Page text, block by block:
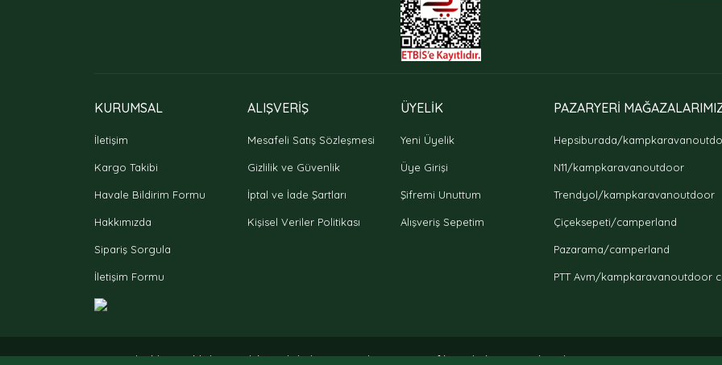
KURUMSAL
İletişim
Kargo Takibi
Havale Bildirim Formu
Hakkımızda
Sipariş Sorgula
İletişim Formu
ALIŞVERİŞ
Mesafeli Satış Sözleşmesi
Gizlilik ve Güvenlik
İptal ve İade Şartları
Kişisel Veriler Politikası
ÜYELİK
Yeni Üyelik
Üye Girişi
Şifremi Unuttum
Alışveriş Sepetim
PAZARYERİ
Hepsiburada/
N11/kampkaravanoutdoor
Trendyol/kampkaravanoutdoor
Çiçeksepeti/camperland
Pazarama/camperland
PTT Avm/kampkaravanoutdoor
© Tüm hakları saklıdır. Kredi kartı bilgileriniz 256bit SSL sertifikası ile korunmaktadır.